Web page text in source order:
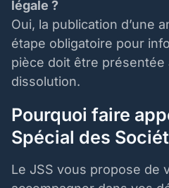
légale ?
Oui, la publication d’une
étape obligatoire pour
pièce doit être présentée
dissolution.
Pourquoi faire
Spécial des
Le JSS vous propose de